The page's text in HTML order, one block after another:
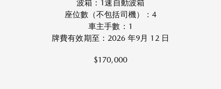
波箱：1速自動波箱
座位數（不包括司機）：4
車主手數：1
牌費有效期至：2026 年9月 12 日
$170,000